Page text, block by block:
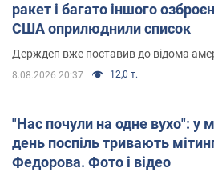
ракет і багато іншого
США оприлюднили список
Держдеп вже поставив до відома
8.08.2026 20:37 12,0 т.
"Нас почули на одне вухо": у
день поспіль тривають
Федорова. Фото і відео